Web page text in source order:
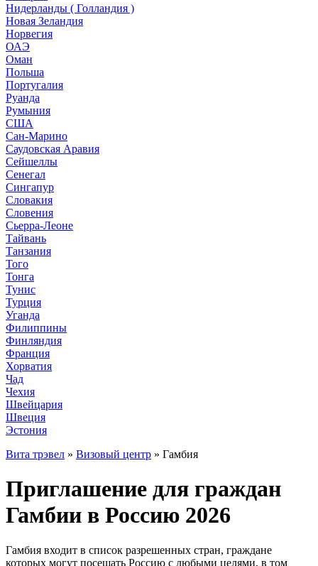
Нидерланды ( Голландия )
Новая Зеландия
Норвегия
ОАЭ
Оман
Польша
Португалия
Руанда
Румыния
США
Сан-Марино
Саудовская Аравия
Сейшеллы
Сенегал
Сингапур
Словакия
Словения
Сьерра-Леоне
Тайвань
Танзания
Того
Тонга
Тунис
Турция
Уганда
Филиппины
Финляндия
Франция
Хорватия
Чад
Чехия
Швейцария
Швеция
Эстония
Вита трэвел » Визовый центр » Гамбия
Приглашение для граждан
Гамбии в Россию 2026
Гамбия входит в список разрешенных стран, граждане
которых могут посещать Россию с любыми целями, в том